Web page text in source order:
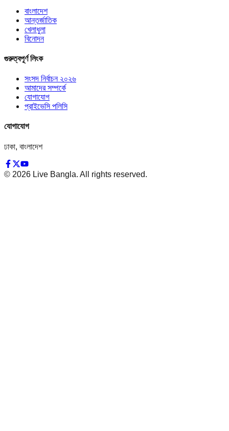
বাংলাদেশ
আন্তর্জাতিক
খেলাধুলা
বিনোদন
গুরুত্বপূর্ণ লিংক
সংসদ নির্বাচন ২০২৬
আমাদের সম্পর্কে
যোগাযোগ
প্রাইভেসি পলিসি
যোগাযোগ
ঢাকা, বাংলাদেশ
© 2026 Live Bangla. All rights reserved.